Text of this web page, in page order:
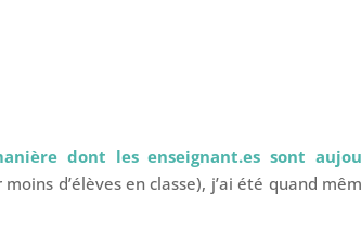
dont les enseignant.es sont
d’élèves en classe), j’ai été quand